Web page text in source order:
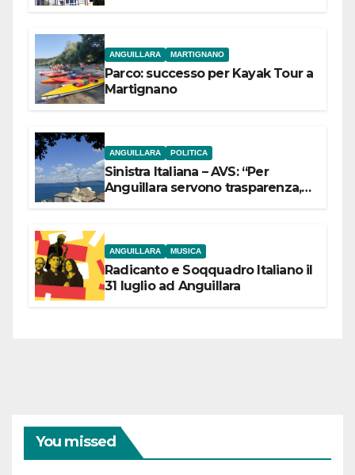
ANGUILLARA MARTIGNANO
Parco: successo per Kayak Tour a
Martignano
ANGUILLARA POLITICA
Sinistra Italiana – AVS: “Per
Anguillara servono trasparenza,
ANGUILLARA MUSICA
Radicanto e Soqquadro Italiano il
31 luglio ad Anguillara
You missed